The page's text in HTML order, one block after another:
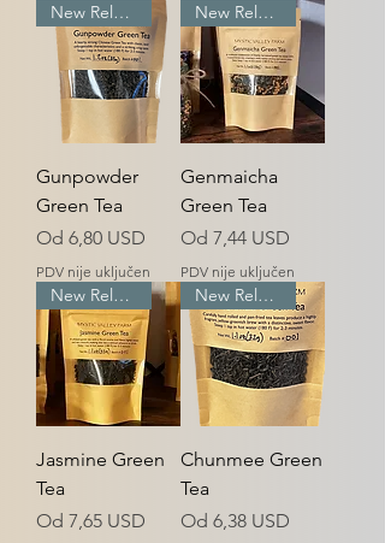
New Release
Gunpowder
Green Tea
Od 6,80 USD
Cijena s popustom
PDV nije uključen
New Release
Genmaicha
Green Tea
Od 7,44 USD
Cijena s popustom
PDV nije uključen
New Release
Jasmine Green
Tea
Od 7,65 USD
Cijena s popustom
New Release
Chunmee Green
Tea
Od 6,38 USD
Cijena s popustom